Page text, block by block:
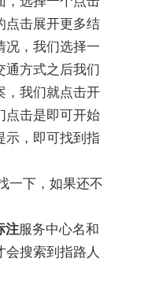
点击展开更多结
况，我们选择一
通方式之后我们
，我们就点击开
点击是即可开始
示，即可找到指
一下，如果还不
注服务中心名和
搜索到指路人